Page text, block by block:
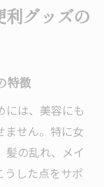
利グッズの
特徴
には、美容にも
ません。特に女
髪の乱れ、メイ
うした点をサポ